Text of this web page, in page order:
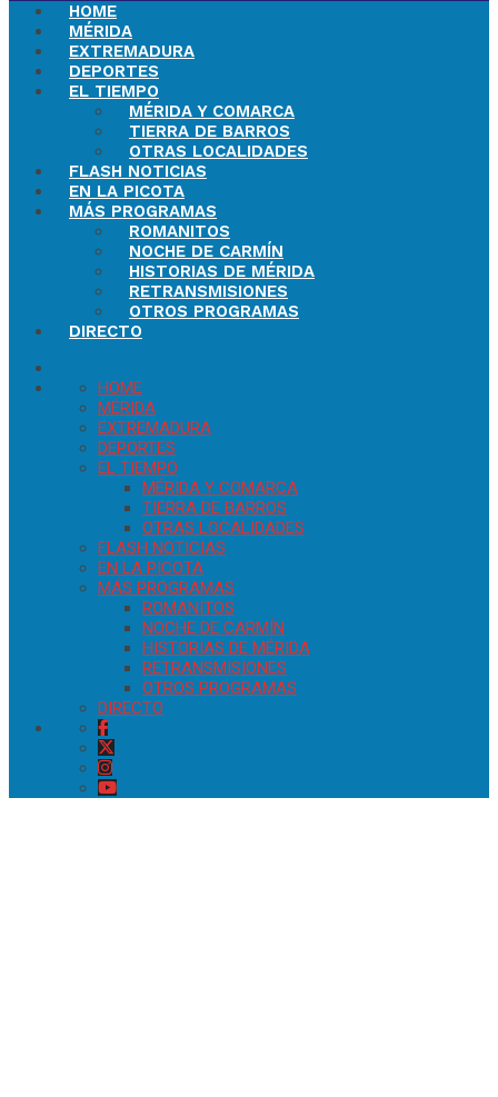
HOME
MÉRIDA
EXTREMADURA
DEPORTES
EL TIEMPO
MÉRIDA Y COMARCA
TIERRA DE BARROS
OTRAS LOCALIDADES
FLASH NOTICIAS
EN LA PICOTA
MÁS PROGRAMAS
ROMANITOS
NOCHE DE CARMÍN
HISTORIAS DE MÉRIDA
RETRANSMISIONES
OTROS PROGRAMAS
DIRECTO
HOME
MÉRIDA
EXTREMADURA
DEPORTES
EL TIEMPO
MÉRIDA Y COMARCA
TIERRA DE BARROS
OTRAS LOCALIDADES
FLASH NOTICIAS
EN LA PICOTA
MÁS PROGRAMAS
ROMANITOS
NOCHE DE CARMÍN
HISTORIAS DE MÉRIDA
RETRANSMISIONES
OTROS PROGRAMAS
DIRECTO